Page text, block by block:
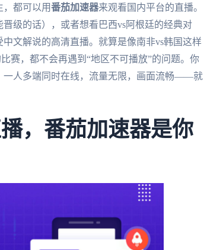
都可以用番茄加速器来观看国内平台的直播。
级的话），或者想看巴西vs阿根廷的经典对
文解说的高清直播。就算是像南非vs韩国这样
赛，都不会再遇到“地区不可播放”的问题。你
一人多端同时在线，流量无限，画面流畅——就
，番茄加速器是你